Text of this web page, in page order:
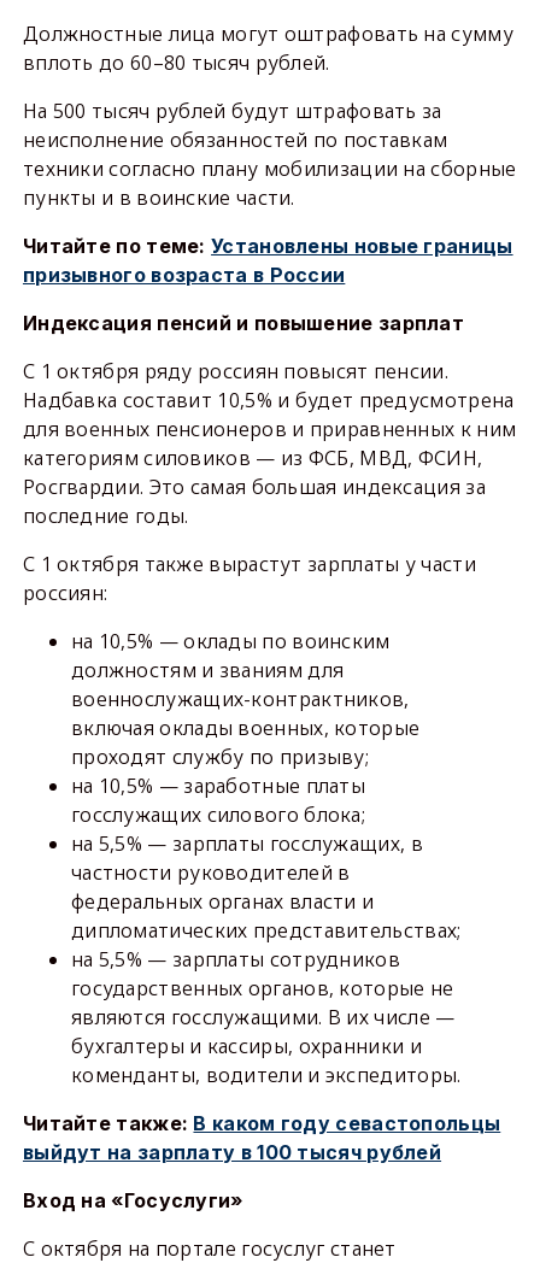
Должностные лица могут оштрафовать на сумму
вплоть до 60–80 тысяч рублей.
На 500 тысяч рублей будут штрафовать за
неисполнение обязанностей по поставкам
техники согласно плану мобилизации на сборные
пункты и в воинские части.
Читайте по теме:Установлены новые границы
призывного возраста в России
Индексация пенсий и повышение зарплат
С 1 октября ряду россиян повысят пенсии.
Надбавка составит 10,5% и будет предусмотрена
для военных пенсионеров и приравненных к ним
категориям силовиков — из ФСБ, МВД, ФСИН,
Росгвардии. Это самая большая индексация за
последние годы.
С 1 октября также вырастут зарплаты у части
россиян:
на 10,5% — оклады по воинским
должностям и званиям для
военнослужащих-контрактников,
включая оклады военных, которые
проходят службу по призыву;
на 10,5% — заработные платы
госслужащих силового блока;
на 5,5% — зарплаты госслужащих, в
частности руководителей в
федеральных органах власти и
дипломатических представительствах;
на 5,5% — зарплаты сотрудников
государственных органов, которые не
являются госслужащими. В их числе —
бухгалтеры и кассиры, охранники и
коменданты, водители и экспедиторы.
Читайте также: В каком году севастопольцы
выйдут на зарплату в 100 тысяч рублей
Вход на «Госуслуги»
С октября на портале госуслуг станет